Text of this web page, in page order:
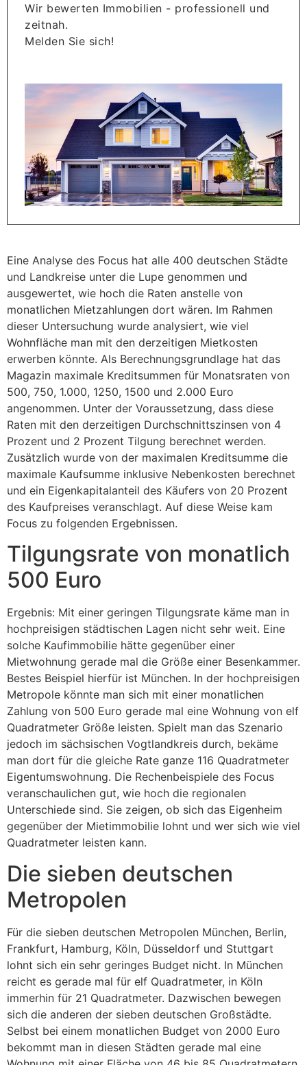
Wir bewerten Immobilien - professionell und
zeitnah.
Melden Sie sich!
Eine Analyse des Focus hat alle 400 deutschen Städte
und Landkreise unter die Lupe genommen und
ausgewertet, wie hoch die Raten anstelle von
monatlichen Mietzahlungen dort wären. Im Rahmen
dieser Untersuchung wurde analysiert, wie viel
Wohnfläche man mit den derzeitigen Mietkosten
erwerben könnte. Als Berechnungsgrundlage hat das
Magazin maximale Kreditsummen für Monatsraten von
500, 750, 1.000, 1250, 1500 und 2.000 Euro
angenommen. Unter der Voraussetzung, dass diese
Raten mit den derzeitigen Durchschnittszinsen von 4
Prozent und 2 Prozent Tilgung berechnet werden.
Zusätzlich wurde von der maximalen Kreditsumme die
maximale Kaufsumme inklusive Nebenkosten berechnet
und ein Eigenkapitalanteil des Käufers von 20 Prozent
des Kaufpreises veranschlagt. Auf diese Weise kam
Focus zu folgenden Ergebnissen.
Tilgungsrate von monatlich
500 Euro
Ergebnis: Mit einer geringen Tilgungsrate käme man in
hochpreisigen städtischen Lagen nicht sehr weit. Eine
solche Kaufimmobilie hätte gegenüber einer
Mietwohnung gerade mal die Größe einer Besenkammer.
Bestes Beispiel hierfür ist München. In der hochpreisigen
Metropole könnte man sich mit einer monatlichen
Zahlung von 500 Euro gerade mal eine Wohnung von elf
Quadratmeter Größe leisten. Spielt man das Szenario
jedoch im sächsischen Vogtlandkreis durch, bekäme
man dort für die gleiche Rate ganze 116 Quadratmeter
Eigentumswohnung. Die Rechenbeispiele des Focus
veranschaulichen gut, wie hoch die regionalen
Unterschiede sind. Sie zeigen, ob sich das Eigenheim
gegenüber der Mietimmobilie lohnt und wer sich wie viel
Quadratmeter leisten kann.
Die sieben deutschen
Metropolen
Für die sieben deutschen Metropolen München, Berlin,
Frankfurt, Hamburg, Köln, Düsseldorf und Stuttgart
lohnt sich ein sehr geringes Budget nicht. In München
reicht es gerade mal für elf Quadratmeter, in Köln
immerhin für 21 Quadratmeter. Dazwischen bewegen
sich die anderen der sieben deutschen Großstädte.
Selbst bei einem monatlichen Budget von 2000 Euro
bekommt man in diesen Städten gerade mal eine